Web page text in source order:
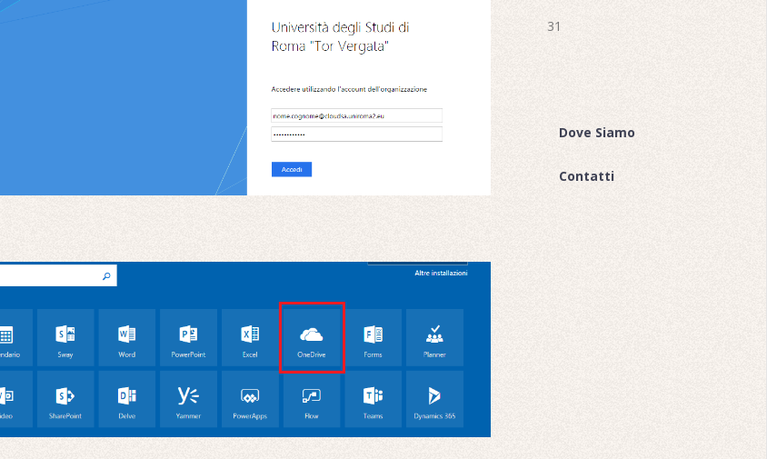
31
Dove Siamo
Contatti